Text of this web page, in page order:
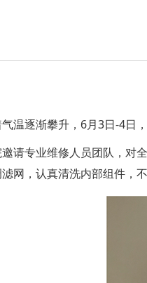
温逐渐攀升，6月3日-4日
请专业维修人员团队，对
网，认真清洗内部组件，